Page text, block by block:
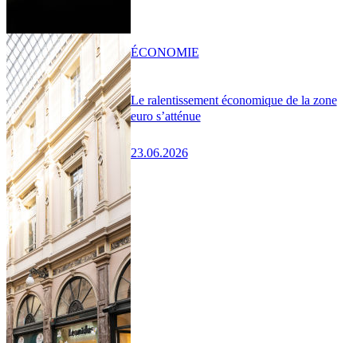
Le ralentissement économique de la zone
euro s’atténue
23.06.2026
ÉCONOMIE